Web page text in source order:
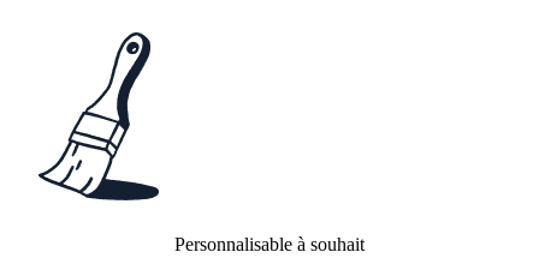
Personnalisable à souhait